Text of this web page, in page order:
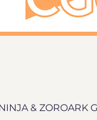
& ZOROARK